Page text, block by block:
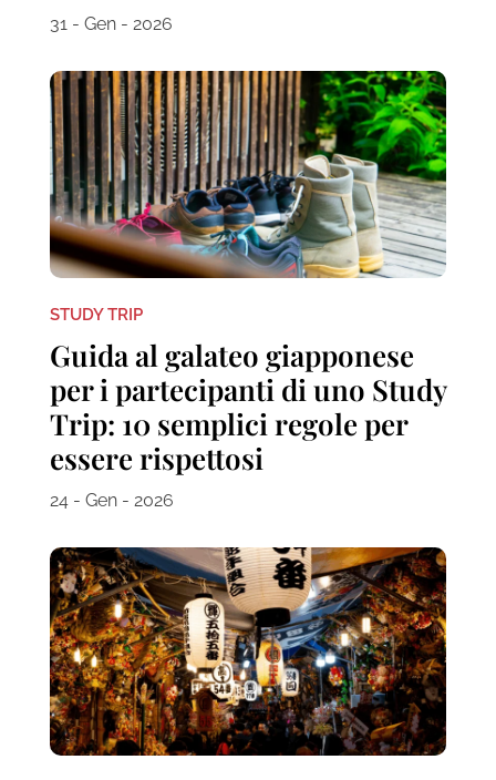
31 - Gen - 2026
STUDY TRIP
Guida al galateo giapponese
per i partecipanti di uno Study
Trip: 10 semplici regole per
essere rispettosi
24 - Gen - 2026